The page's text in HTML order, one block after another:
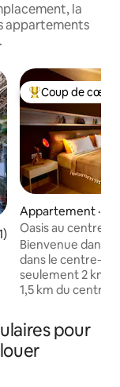
la
appartements
de 4,9 sur 5,
Coup de cœur
Coup de cœur
Appartement ·
Oasis au centre-
Bienvenue dans
dans le centre-
seulement 2 km
1,5 km du centre
3 chambres offre
style et de
facile à la vie
pour